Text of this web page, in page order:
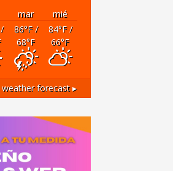
mar
mié
86°F/
68°F
84°F/
66°F
forecast ▸